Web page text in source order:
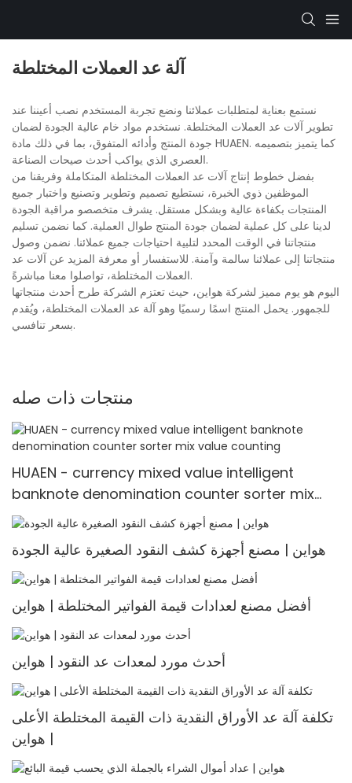
آلة عد العملات المختلطة
نستمع بعناية لمتطلبات عملائنا ونضع تجربة المستخدم نصب أعيننا عند
تطوير آلات عد العملات المختلطة. نستخدم مواد خام عالية الجودة لضمان
جودة المنتج وأدائه المتفوق، بما في ذلك مادة HUAEN. كما يتميز بتصميمه
العصري الذي يواكب أحدث صيحات الصناعة.
بفضل خطوط إنتاج آلات عد العملات المختلطة المتكاملة وفريقنا من
الموظفين ذوي الخبرة، نستطيع تصميم وتطوير وتصنيع واختبار جميع
المنتجات بكفاءة عالية وبشكل مستقل. يشرف متخصصو مراقبة الجودة
لدينا على كل عملية لضمان جودة المنتج طوال العملية. كما نضمن تسليم
منتجاتنا في الوقت المحدد لتلبية احتياجات جميع عملائنا. نضمن وصول
منتجاتنا إلى عملائنا سالمة وآمنة. للاستفسار أو معرفة المزيد عن آلات عد
العملات المختلطة، تواصلوا معنا مباشرةً.
اليوم هو يوم مميز لشركة هواين، حيث تعتزم الشركة طرح أحدث منتجاتها
للجمهور. يحمل المنتج اسمًا رسميًا وهو آلة عد العملات المختلطة، ويُقدم
بسعر تنافسي.
منتجات ذات صله
HUAEN - currency mixed value intelligent
banknote denomination counter sorter mix
value counting
هواين | مصنع أجهزة كشف النقود الصغيرة عالية الجودة
أفضل مصنع لعدادات قيمة الفواتير المختلطة | هواين
أحدث مورد لمعدات عد النقود | هواين
تكلفة آلة عد الأوراق النقدية ذات القيمة المختلطة الأعلى
| هواين